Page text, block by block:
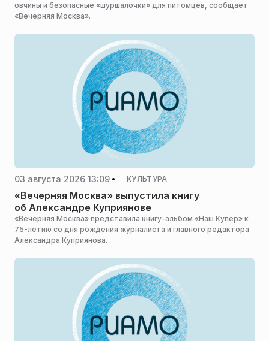
овчины и безопасные «шуршалочки» для питомцев, сообщает
«Вечерняя Москва».
03 августа 2026 13:09 КУЛЬТУРА
«Вечерняя Москва» выпустила книгу
об Александре Куприянове
«Вечерняя Москва» представила книгу-альбом «Наш Купер» к
75-летию со дня рождения журналиста и главного редактора
Александра Куприянова.